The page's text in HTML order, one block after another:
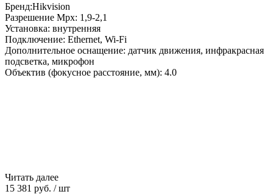
Бренд:Hikvision
Разрешение Mpx: 1,9-2,1
Установка: внутренняя
Подключение: Ethernet, Wi-Fi
Дополнительное оснащение: датчик движения, инфракрасная
подсветка, микрофон
Объектив (фокусное расстояние, мм): 4.0
Читать далее
15 381 руб. / шт